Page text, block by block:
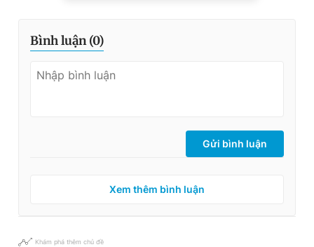
Bình luận (0)
Gửi bình luận
Xem thêm bình luận
Khám phá thêm chủ đề